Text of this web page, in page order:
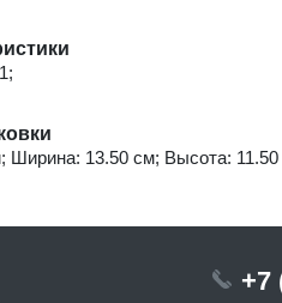
Ширина: 13.50 см; Высота: 11.50
+7